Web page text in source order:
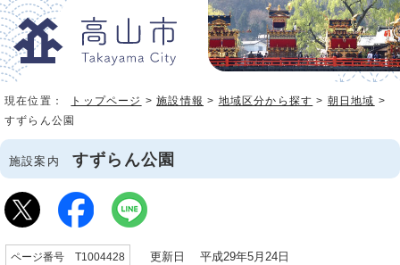
現在位置： トップページ >施設情報 > 地域区分から探す > 朝日地域 >
すずらん公園
施設案内 すずらん公園
ページ番号 T1004428 更新日 平成29年5月24日